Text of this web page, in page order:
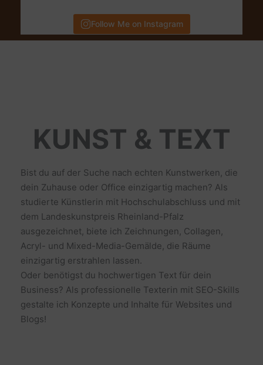
Follow Me on Instagram
KUNST & TEXT
Bist du auf der Suche nach echten Kunstwerken, die
dein Zuhause oder Office einzigartig machen? Als
studierte Künstlerin mit Hochschulabschluss und mit
dem Landeskunstpreis Rheinland-Pfalz
ausgezeichnet, biete ich Zeichnungen, Collagen,
Acryl- und Mixed-Media-Gemälde, die Räume
einzigartig erstrahlen lassen.
Oder benötigst du hochwertigen Text für dein
Business? Als professionelle Texterin mit SEO-Skills
gestalte ich Konzepte und Inhalte für Websites und
Blogs!